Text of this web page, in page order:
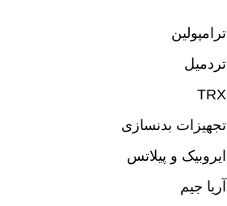
ترامپولین
تردمیل
TRX
تجهیزات بدنسازی
ایروبیک و پیلاتس
آریا جیم